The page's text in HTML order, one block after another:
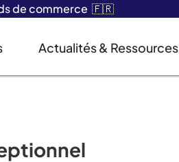
de commerce 🇫🇷
Actualités & Ressources